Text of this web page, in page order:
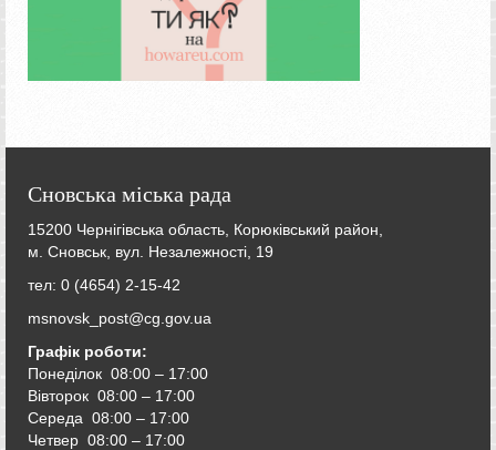
Сновська міська рада
15200 Чернігівська область, Корюківський район,
м. Сновськ, вул. Незалежності, 19
тел: 0 (4654) 2-15-42
msnovsk_post@cg.gov.ua
Графік роботи:
Понеділок 08:00 – 17:00
Вівторок 08:00 – 17:00
Середа 08:00 – 17:00
Четвер 08:00 – 17:00